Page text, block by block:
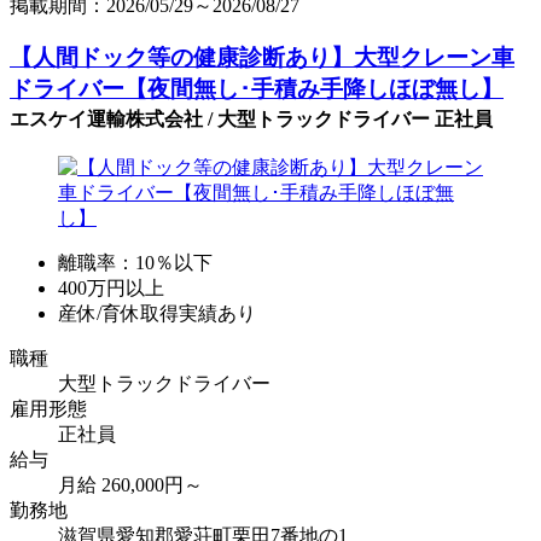
掲載期間：2026/05/29～2026/08/27
【人間ドック等の健康診断あり】大型クレーン車
ドライバー【夜間無し･手積み手降しほぼ無し】
エスケイ運輸株式会社 / 大型トラックドライバー 正社員
離職率：10％以下
400万円以上
産休/育休取得実績あり
職種
大型トラックドライバー
雇用形態
正社員
給与
月給 260,000円～
勤務地
滋賀県愛知郡愛荘町栗田7番地の1